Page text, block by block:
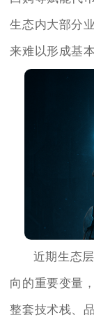
生态内大部分
来难以形成基
近期生态
向的重要变量
整套技术栈、